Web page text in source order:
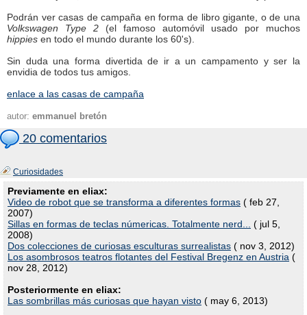
Podrán ver casas de campaña en forma de libro gigante, o de una
Volkswagen Type 2 (el famoso automóvil usado por muchos
hippies en todo el mundo durante los 60's).
Sin duda una forma divertida de ir a un campamento y ser la
envidia de todos tus amigos.
enlace a las casas de campaña
autor: emmanuel bretón
20 comentarios
Curiosidades
Previamente en eliax:
Video de robot que se transforma a diferentes formas ( feb 27,
2007)
Sillas en formas de teclas númericas. Totalmente nerd...
( jul 5,
2008)
Dos colecciones de curiosas esculturas surrealistas ( nov 3, 2012)
Los asombrosos teatros flotantes del Festival Bregenz en Austria (
nov 28, 2012)
Posteriormente en eliax:
Las sombrillas más curiosas que hayan visto ( may 6, 2013)